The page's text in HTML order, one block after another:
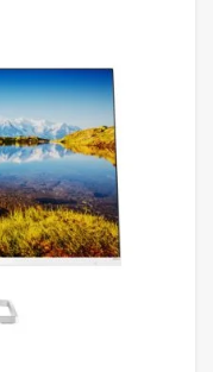
và Type-C
tính, laptop,
tính bảng một